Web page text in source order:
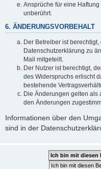
Ansprüche für eine
unberührt.
6. ÄNDERUNGSVORBEHALT
Der Betreiber ist
Datenschutzerklärung zu
Mail mitgeteilt.
Der Nutzer ist berechtigt,
des Widerspruchs erlischt
bestehende
Die Änderungen gelten als
den Änderungen
Informationen über den
sind in der